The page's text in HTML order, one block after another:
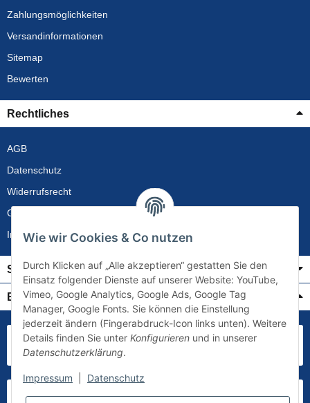
Zahlungsmöglichkeiten
Versandinformationen
Sitemap
Bewerten
Rechtliches
AGB
Datenschutz
Widerrufsrecht
Gewährleistung
Impressum
Service
Bezahlung & Versand
Wie wir Cookies & Co nutzen
Durch Klicken auf „Alle akzeptieren“ gestatten Sie den
Einsatz folgender Dienste auf unserer Website: YouTube,
Vimeo, Google Analytics, Google Ads, Google Tag
Manager, Google Fonts. Sie können die Einstellung
jederzeit ändern (Fingerabdruck-Icon links unten). Weitere
Details finden Sie unter Konfigurieren und in unserer
Datenschutzerklärung.
Impressum Datenschutz